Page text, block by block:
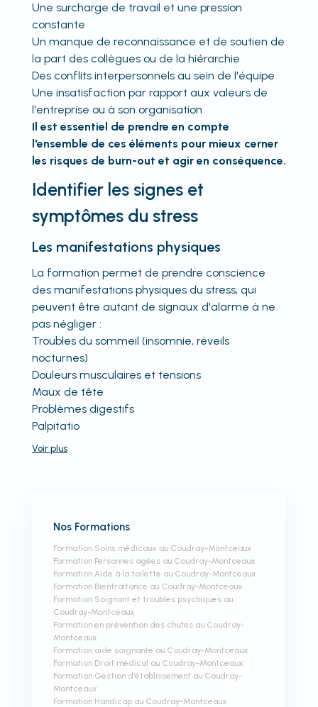
Une surcharge de travail et une pression
constante
Un manque de reconnaissance et de soutien de
la part des collègues ou de la hiérarchie
Des conflits interpersonnels au sein de l'équipe
Une insatisfaction par rapport aux valeurs de
l'entreprise ou à son organisation
Il est essentiel de prendre en compte
l'ensemble de ces éléments pour mieux cerner
les risques de burn-out et agir en conséquence.
Identifier les signes et
symptômes du stress
Les manifestations physiques
La formation permet de prendre conscience
des manifestations physiques du stress, qui
peuvent être autant de signaux d'alarme à ne
pas négliger :
Troubles du sommeil (insomnie, réveils
nocturnes)
Douleurs musculaires et tensions
Maux de tête
Problèmes digestifs
Palpitatio
Voir plus
Nos Formations
Formation Soins médicaux au Coudray-Montceaux
Formation Personnes agées au Coudray-Montceaux
Formation Aide à la toilette au Coudray-Montceaux
Formation Bientraitance au Coudray-Montceaux
Formation Soignant et troubles psychiques au
Coudray-Montceaux
Formation en prévention des chutes au Coudray-
Montceaux
Formation aide soignante au Coudray-Montceaux
Formation Droit médical au Coudray-Montceaux
Formation Gestion d'établissement au Coudray-
Montceaux
Formation Handicap au Coudray-Montceaux